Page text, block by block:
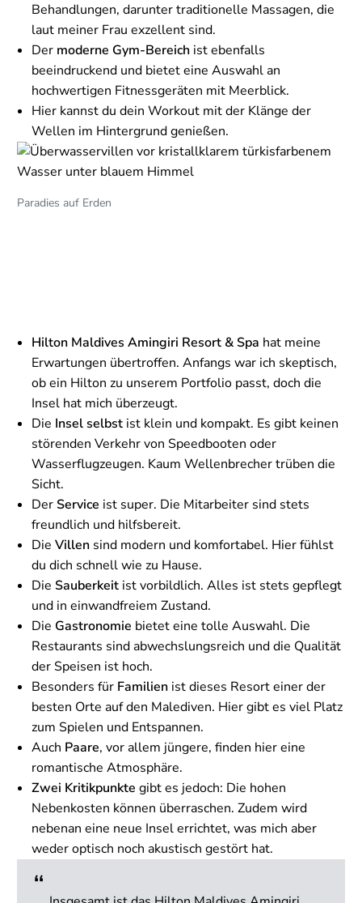
Behandlungen, darunter traditionelle Massagen, die
laut meiner Frau exzellent sind.
Der moderne Gym-Bereich ist ebenfalls
beeindruckend und bietet eine Auswahl an
hochwertigen Fitnessgeräten mit Meerblick.
Hier kannst du dein Workout mit der Klänge der
Wellen im Hintergrund genießen.
Paradies auf Erden
Hilton Maldives Amingiri Resort & Spa hat meine
Erwartungen übertroffen. Anfangs war ich skeptisch,
ob ein Hilton zu unserem Portfolio passt, doch die
Insel hat mich überzeugt.
Die Insel selbst ist klein und kompakt. Es gibt keinen
störenden Verkehr von Speedbooten oder
Wasserflugzeugen. Kaum Wellenbrecher trüben die
Sicht.
Der Service ist super. Die Mitarbeiter sind stets
freundlich und hilfsbereit.
Die Villen sind modern und komfortabel. Hier fühlst
du dich schnell wie zu Hause.
Die Sauberkeit ist vorbildlich. Alles ist stets gepflegt
und in einwandfreiem Zustand.
Die Gastronomie bietet eine tolle Auswahl. Die
Restaurants sind abwechslungsreich und die Qualität
der Speisen ist hoch.
Besonders für Familien ist dieses Resort einer der
besten Orte auf den Malediven. Hier gibt es viel Platz
zum Spielen und Entspannen.
Auch Paare, vor allem jüngere, finden hier eine
romantische Atmosphäre.
Zwei Kritikpunkte gibt es jedoch: Die hohen
Nebenkosten können überraschen. Zudem wird
nebenan eine neue Insel errichtet, was mich aber
weder optisch noch akustisch gestört hat.